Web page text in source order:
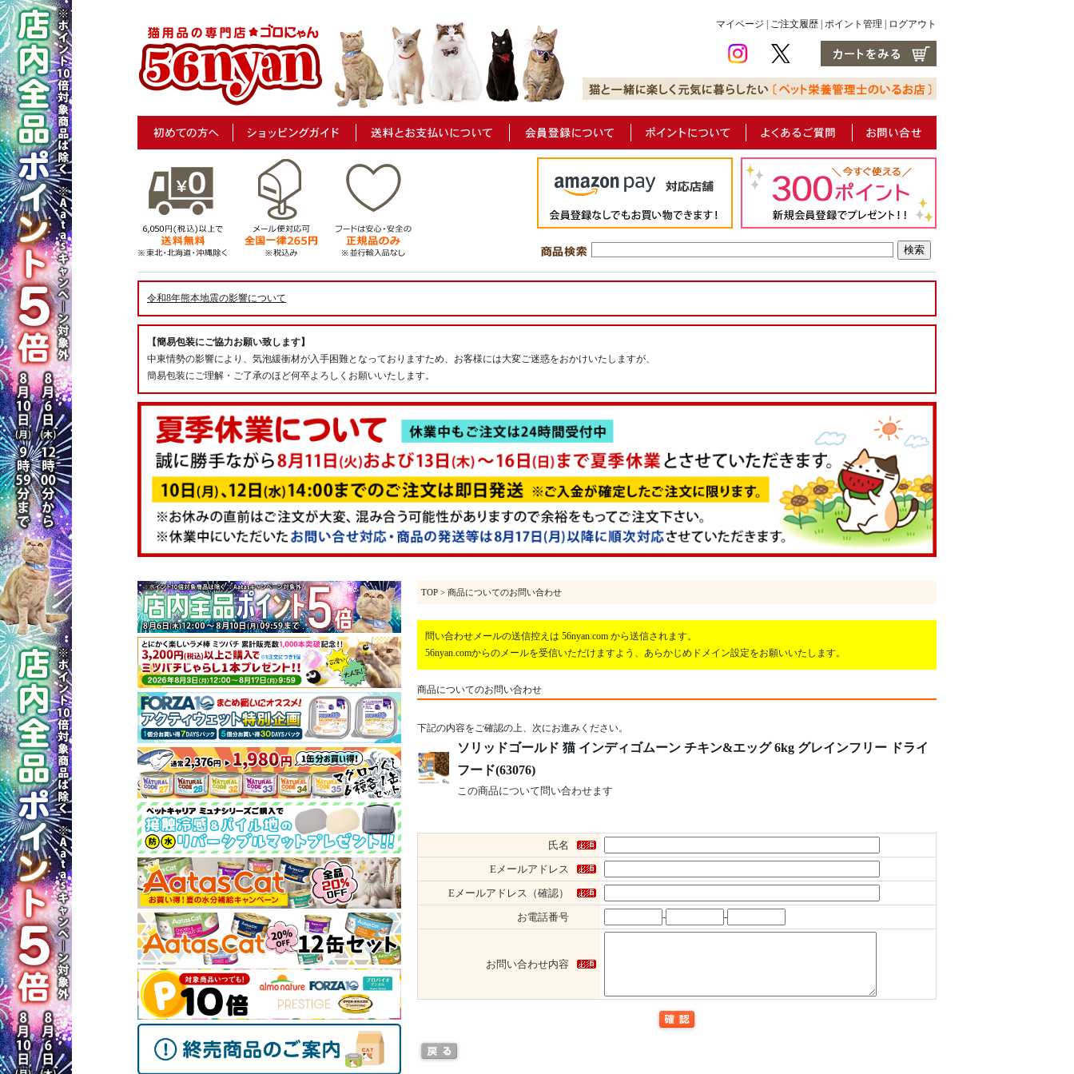
マイページ ご注文履歴 ポイント管理 ログアウト
令和8年熊本地震の影響について
【簡易包装にご協力お願い致します】
中東情勢の影響により、気泡緩衝材が入手困難となっておりますため、お客様には大変ご迷惑をおかけいたしますが、
簡易包装にご理解・ご了承のほど何卒よろしくお願いいたします。
TOP > 商品についてのお問い合わせ
問い合わせメールの送信控えは 56nyan.com から送信されます。
56nyan.comからのメールを受信いただけますよう、あらかじめドメイン設定をお願いいたします。
商品についてのお問い合わせ
下記の内容をご確認の上、次にお進みください。
ソリッドゴールド 猫 インディゴムーン チキン&エッグ 6kg グレインフリー ドライ
フード(63076)
この商品について問い合わせます
氏名
Eメールアドレス
Eメールアドレス（確認）
お電話番号
- -
お問い合わせ内容